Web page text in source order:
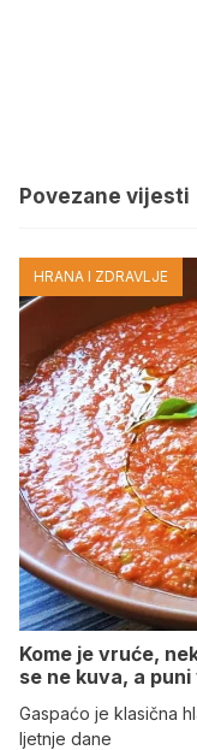
Povezane vijesti
HRANA I ZDRAVLJE
Kome je vruće,
se ne kuva, a
Gaspaćo je klasična
ljetnje dane